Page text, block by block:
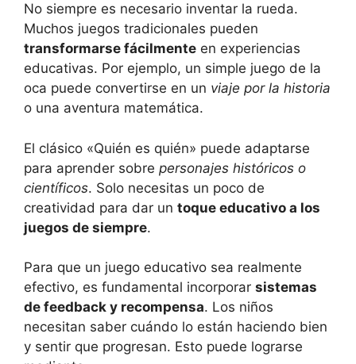
No siempre es necesario inventar la rueda.
Muchos juegos tradicionales pueden
transformarse fácilmente en⁤ experiencias
educativas. Por ejemplo, ​un simple juego de la
oca puede convertirse en un viaje‌ por la historia
⁢o una aventura matemática.
El clásico «Quién ‌es ​quién» puede adaptarse
para aprender sobre personajes históricos‌ o
científicos.⁢ Solo necesitas un poco de
creatividad para dar un⁣ toque educativo a los
juegos de siempre.
Para que‍ un juego educativo‍ sea realmente
efectivo, es fundamental incorporar sistemas
de feedback⁤ y recompensa. Los niños
necesitan saber cuándo ‍lo están haciendo bien
y sentir que progresan. Esto puede lograrse